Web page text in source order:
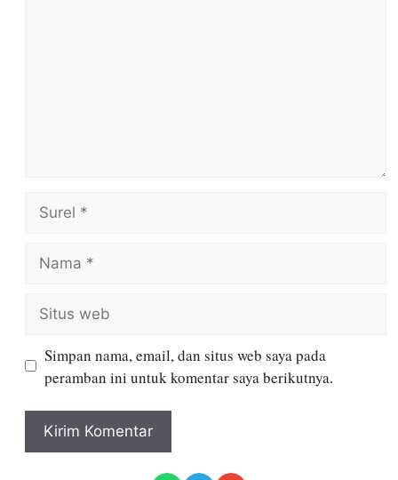
Simpan nama, email, dan situs web saya pada
peramban ini untuk komentar saya berikutnya.